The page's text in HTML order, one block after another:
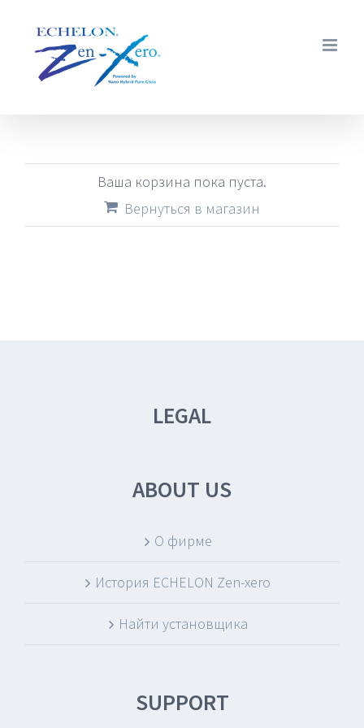
Ваша корзина пока пуста.
Вернуться в магазин
LEGAL
ABOUT US
О фирме
История ECHELON Zen-xero
Найти установщика
SUPPORT